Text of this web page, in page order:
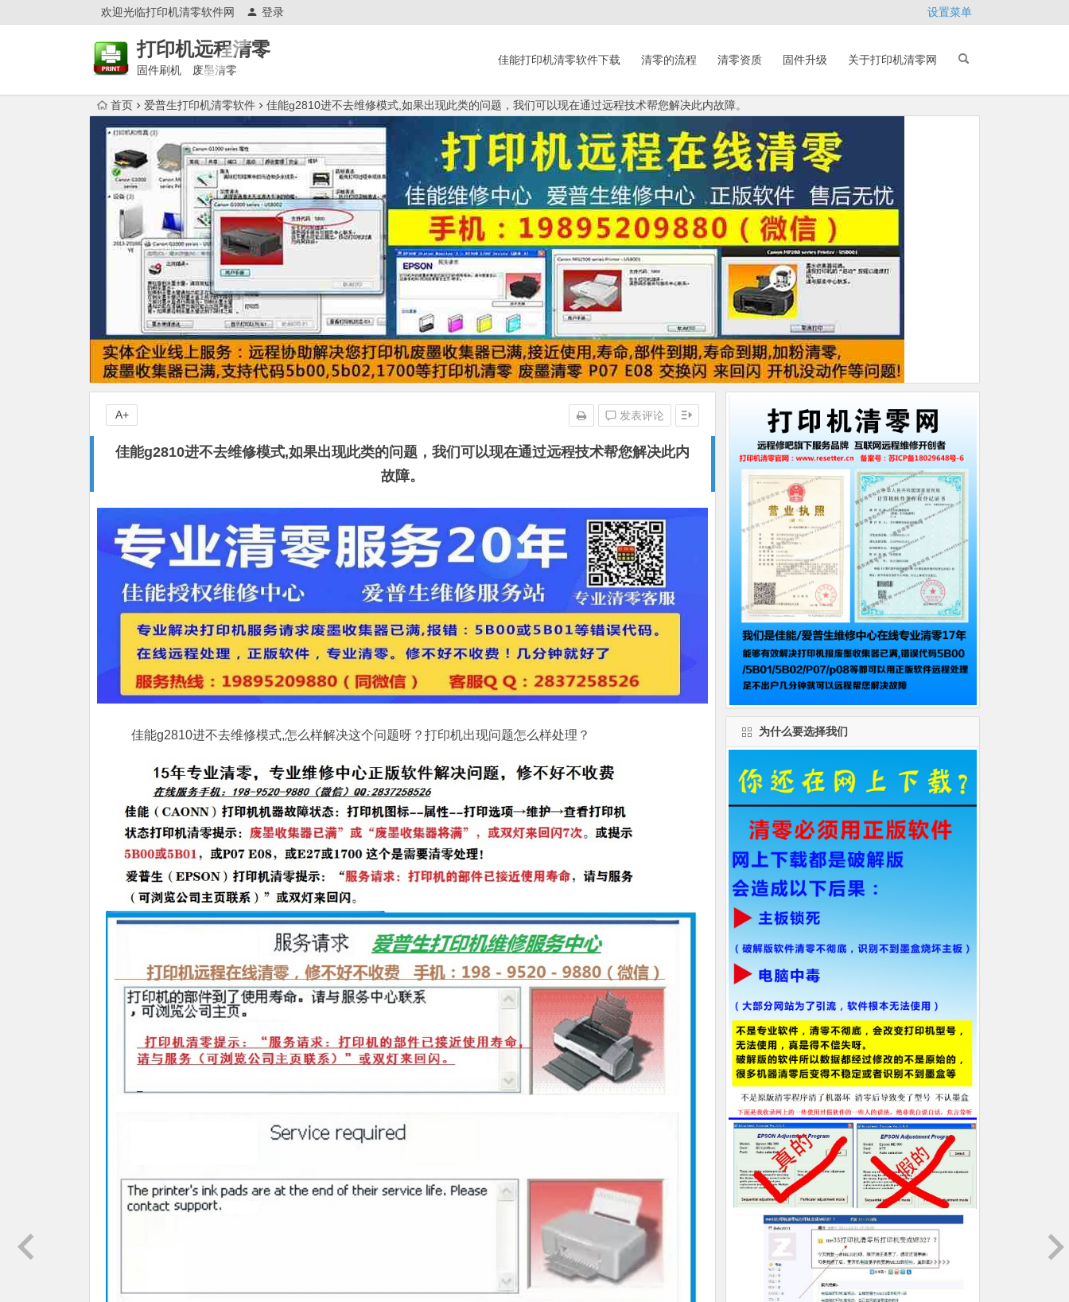
欢迎光临打印机清零软件网 登录 设置菜单
打印机远程清零
固件刷机 废墨清零
佳能打印机清零软件下载 清零的流程 清零资质 固件升级 关于打印机清零网
首页 爱普生打印机清零软件 佳能g2810进不去维修模式,如果出现此类的问题，我们可以现在通过远程技术帮您解决此内故障。
佳能g2810进不去维修模式,如果出现此类的问题，我们可以现在通过远程技术帮您解决此内
故障。
发表评论
A+
佳能g2810进不去维修模式,怎么样解决这个问题呀？打印机出现问题怎么样处理？ 为什么要选择我们